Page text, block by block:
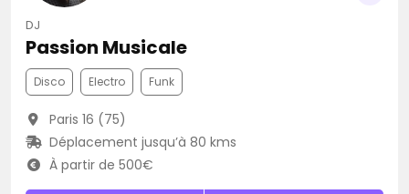
DJ
Passion Musicale
Disco Electro Funk
Paris 16 (75)
Déplacement jusqu’à 80 kms
À partir de 500€